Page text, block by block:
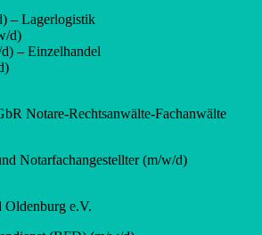
– Lagerlogistik
d)
– Einzelhandel
Notare-Rechtsanwälte-Fachanwälte
Notarfachangestellter (m/w/d)
e.V.